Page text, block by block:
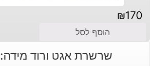
₪170
הוסף לסל
שרשרת אגט ורוד מידה: 8 מ"מ